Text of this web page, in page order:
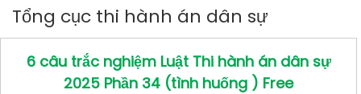
Tổng cục thi hành án dân sự
6 câu trắc nghiệm Luật Thi hành án dân sự
2025 Phần 34 (tình huống ) Free